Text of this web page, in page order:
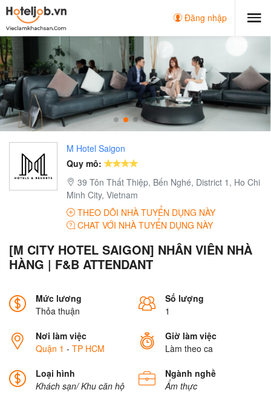
Đăng nhập
M Hotel Saigon
Quy mô:
39 Tôn Thất Thiệp, Bến Nghé, District 1, Ho Chi
Minh City, Vietnam
THEO DÕI NHÀ TUYỂN DỤNG NÀY
CHAT VỚI NHÀ TUYỂN DỤNG NÀY
[M CITY HOTEL SAIGON] NHÂN VIÊN NHÀ
HÀNG | F&B ATTENDANT
Mức lương
Thỏa thuận
Số lượng
1
Nơi làm việc
Quận 1 - TP HCM
Giờ làm việc
Làm theo ca
Loại hình
Khách sạn/ Khu căn hộ
Ngành nghề
Ẩm thực